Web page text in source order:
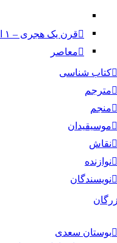
قرن یک هجری – ۱ الی ۹۷ شمسی –
معاصر
کتاب شناسی
مترجم
منجم
موسیقیدان
نقاش
نوازنده
نویسندگان
بوستان سعدی